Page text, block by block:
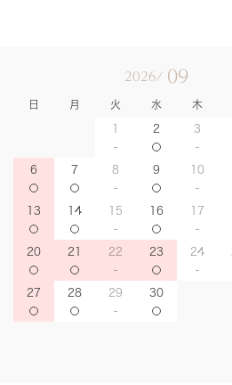
2026/ 09
日 月 火 水 木
1 2 3
6 7 8 9 10
13 14 15 16 17
20 21 22 23 24
27 28 29 30